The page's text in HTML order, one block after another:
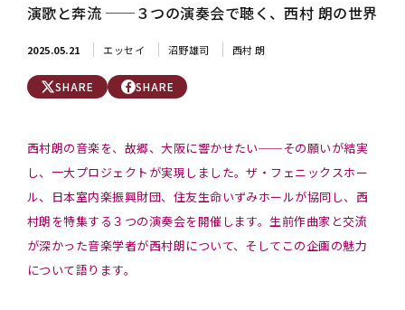
演歌と奔流 ──３つの演奏会で聴く、西村 朗の世界
2025.05.21 エッセイ 沼野雄司 西村 朗
SHARE SHARE
西村朗の音楽を、故郷、大阪に響かせたい──その願いが結実
し、一大プロジェクトが実現しました。ザ・フェニックスホー
ル、日本室内楽振興財団、住友生命いずみホールが協同し、西
村朗を特集する３つの演奏会を開催します。生前作曲家と交流
が深かった音楽学者が西村朗について、そしてこの企画の魅力
について語ります。